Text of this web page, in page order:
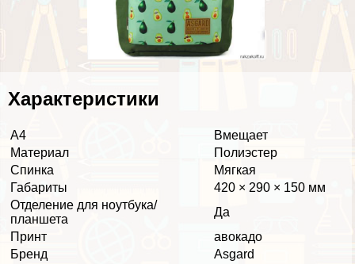
Хаpaктеристики
А4
Вмещает
Материал
Полиэстер
Спинка
Мягкая
Габариты
420 × 290 × 150 мм
Отделение для ноутбука/
планшета
Да
Принт
авокадо
Бренд
Asgard